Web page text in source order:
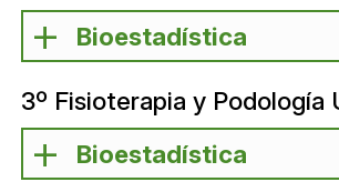
Bioestadística
3º Fisioterapia y Podología
Bioestadística